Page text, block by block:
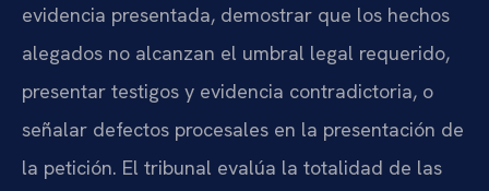
evidencia presentada, demostrar que los hechos
alegados no alcanzan el umbral legal requerido,
presentar testigos y evidencia contradictoria, o
señalar defectos procesales en la presentación de
la petición. El tribunal evalúa la totalidad de las